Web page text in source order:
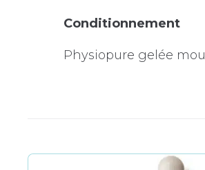
Conditionnement
Physiopure gelée